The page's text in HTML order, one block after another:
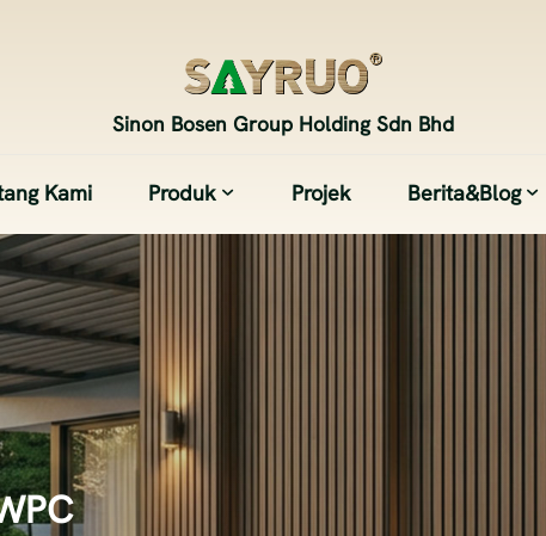
Sinon Bosen Group Holding Sdn Bhd
Kami Produk Projek Berita&Blog